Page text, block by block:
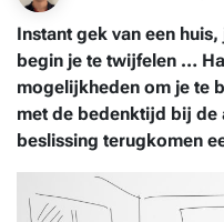
Instant gek van een
begin je te twijfelen …
mogelijkheden om je te
met de bedenktijd bij de
beslissing terugkomen